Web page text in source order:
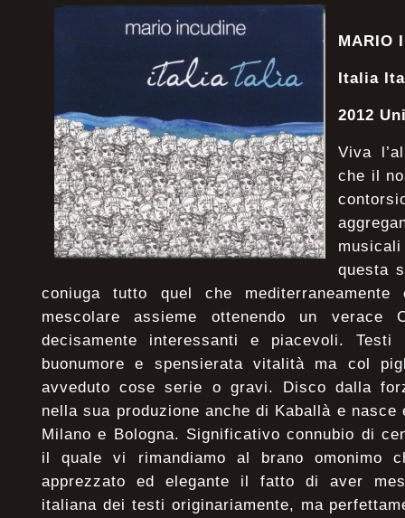
MARIO
Italia
2012
Viva
che il
questa
coniuga tutto quel che
mescolare assieme ottenendo un verace
decisamente interessanti e piacevoli. Testi
buonumore e spensierata vitalità ma col
avveduto cose serie o gravi. Disco dalla
nella sua produzione anche di Kaballà e
Milano e Bologna. Significativo connubio di
il quale vi rimandiamo al brano omonimo
apprezzato ed elegante il fatto di aver
italiana dei testi originariamente, ma